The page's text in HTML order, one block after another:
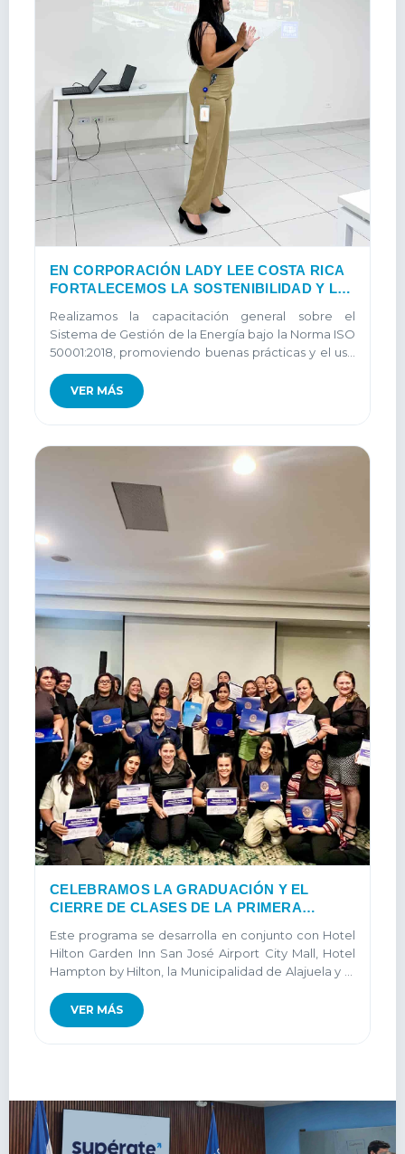
EN CORPORACIÓN LADY LEE COSTA RICA
FORTALECEMOS LA SOSTENIBILIDAD Y LA
Realizamos la capacitación general sobre el
Sistema de Gestión de la Energía bajo la Norma ISO
50001:2018, promoviendo buenas prácticas y el uso
VER MÁS
CELEBRAMOS LA GRADUACIÓN Y EL
CIERRE DE CLASES DE LA PRIMERA
MULTINSTITUCIONAL HOTEL ESCUELA
Este programa se desarrolla en conjunto con Hotel
Hilton Garden Inn San José Airport City Mall, Hotel
Hampton by Hilton, la Municipalidad de Alajuela y el
VER MÁS